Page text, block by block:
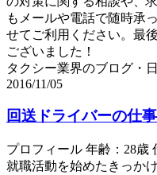
もメールや電話で随時承
せてご利用ください。最
ございました！
タクシー業界のブログ・
2016/11/05
回送ドライバーの仕
プロフィール 年齢：28歳
就職活動を始めたきっか